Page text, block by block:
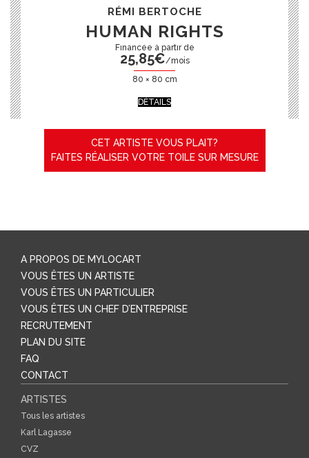
RÉMI BERTOCHE
HUMAN RIGHTS
25,85€/mois
80 × 80 cm
DÉTAILS
CET ARTISTE VOUS PLAIT?
FAITES RÉALISER VOTRE TOILE SUR MESURE
A PROPOS DE MYLOCART
VOUS ÊTES UN ARTISTE
VOUS ÊTES UN PARTICULIER
VOUS ÊTES UN CHEF D’ENTREPRISE
RECRUTEMENT
PLAN DU SITE
FAQ
CONTACT
ARTISTES
Tous les artistes
Karl Lagasse
CVZ